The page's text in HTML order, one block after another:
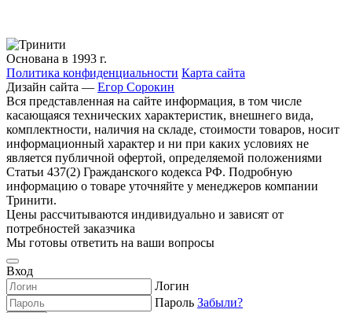
Основана в 1993 г.
Политика конфиденциальности Карта сайта
Дизайн сайта — Егор Сорокин
Вся представленная на сайте информация, в том числе
касающаяся технических характеристик, внешнего вида,
комплектности, наличия на складе, стоимости товаров, носит
информационный характер и ни при каких условиях не
является публичной офертой, определяемой положениями
Статьи 437(2) Гражданского кодекса РФ. Подробную
информацию о товаре уточняйте у менеджеров компании
Тринити.
Цены рассчитываются индивидуально и зависят от
потребностей заказчика
Мы готовы ответить на ваши вопросы
Вход
Логин
Пароль Забыли?